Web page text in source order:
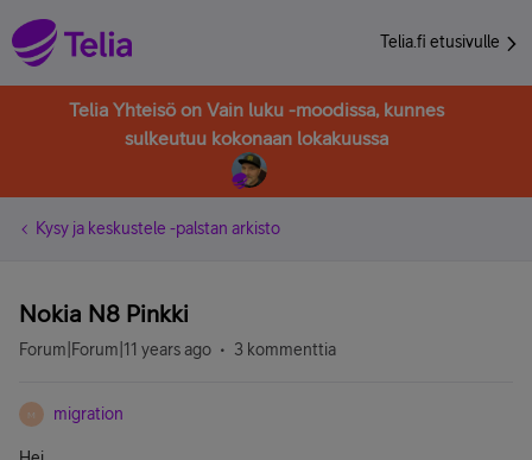
Telia.fi etusivulle
Telia Yhteisö on Vain luku -moodissa, kunnes
sulkeutuu kokonaan lokakuussa
Kysy ja keskustele -palstan arkisto
Nokia N8 Pinkki
Forum|Forum|11 years ago 3 kommenttia
M migration